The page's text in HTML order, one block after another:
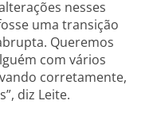
nesses
uma transição
Queremos
com vários
corretamente,
diz Leite.